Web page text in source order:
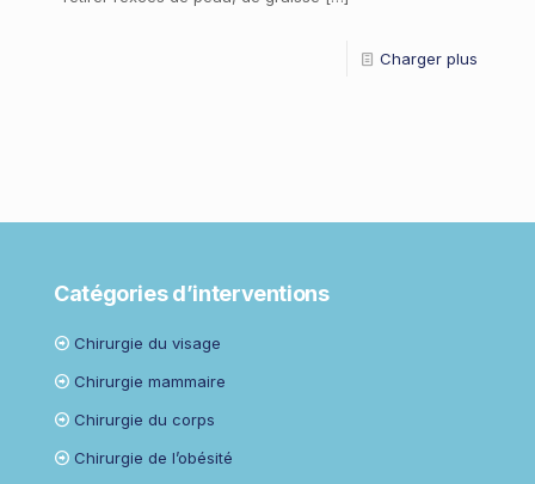
Charger plus
Catégories d’interventions
Chirurgie du visage
Chirurgie mammaire
Chirurgie du corps
Chirurgie de l’obésité